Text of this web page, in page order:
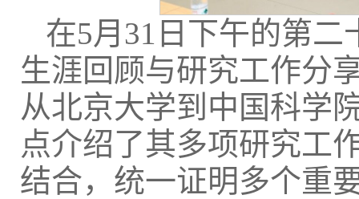
在5月31日下午的第二
生涯回顾与研究工作分
从北京大学到中国科学
点介绍了其多项研究工
结合，统一证明多个重